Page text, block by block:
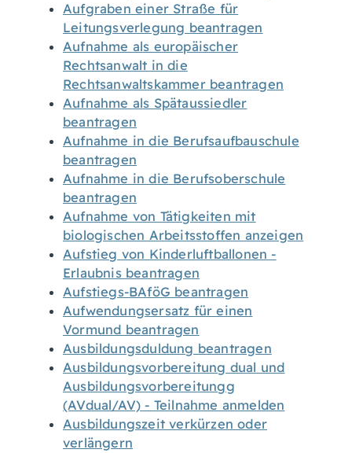
Aufgraben einer Straße für
Leitungsverlegung beantragen
Aufnahme als europäischer
Rechtsanwalt in die
Rechtsanwaltskammer beantragen
Aufnahme als Spätaussiedler
beantragen
Aufnahme in die Berufsaufbauschule
beantragen
Aufnahme in die Berufsoberschule
beantragen
Aufnahme von Tätigkeiten mit
biologischen Arbeitsstoffen anzeigen
Aufstieg von Kinderluftballonen -
Erlaubnis beantragen
Aufstiegs-BAföG beantragen
Aufwendungsersatz für einen
Vormund beantragen
Ausbildungsduldung beantragen
Ausbildungsvorbereitung dual und
Ausbildungsvorbereitungg
(AVdual/AV) - Teilnahme anmelden
Ausbildungszeit verkürzen oder
verlängern